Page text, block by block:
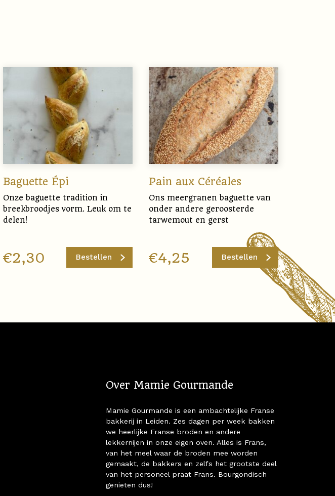
Baguette Épi
Onze baguette tradition in
breekbroodjes vorm. Leuk om te
delen!
€2,30 Bestellen
Pain aux Céréales
Ons meergranen baguette van
onder andere geroosterde
tarwemout en gerst
€4,25 Bestellen
Over Mamie Gourmande
Mamie Gourmande is een ambachtelijke Franse
bakkerij in Leiden. Zes dagen per week bakken
we heerlijke Franse broden en andere
lekkernijen in onze eigen oven. Alles is Frans,
van het meel waar de broden mee worden
gemaakt, de bakkers en zelfs het grootste deel
van het personeel praat Frans. Bourgondisch
genieten dus!